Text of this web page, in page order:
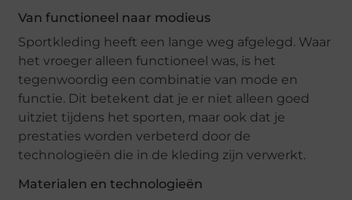
Van functioneel naar modieus
Sportkleding heeft een lange weg afgelegd. Waar
het vroeger alleen functioneel was, is het
tegenwoordig een combinatie van mode en
functie. Dit betekent dat je er niet alleen goed
uitziet tijdens het sporten, maar ook dat je
prestaties worden verbeterd door de
technologieën die in de kleding zijn verwerkt.
Materialen en technologieën